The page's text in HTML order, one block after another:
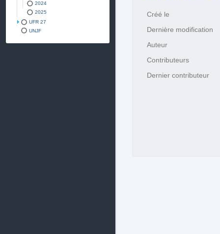
2024
2025
UFR 27
UNJF
Créé le
Dernière modification
Auteur
Contributeurs
Dernier contributeur